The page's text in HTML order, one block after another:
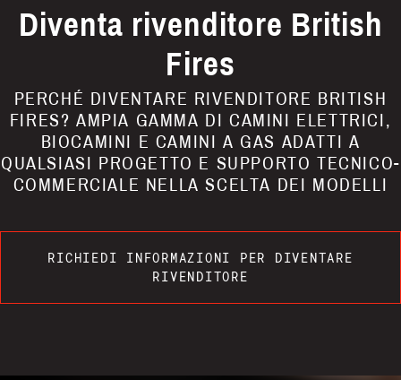
Diventa rivenditore British
Fires
PERCHÉ DIVENTARE RIVENDITORE BRITISH
FIRES? AMPIA GAMMA DI CAMINI ELETTRICI,
BIOCAMINI E CAMINI A GAS ADATTI A
QUALSIASI PROGETTO E SUPPORTO TECNICO-
COMMERCIALE NELLA SCELTA DEI MODELLI
RICHIEDI INFORMAZIONI PER DIVENTARE
RIVENDITORE